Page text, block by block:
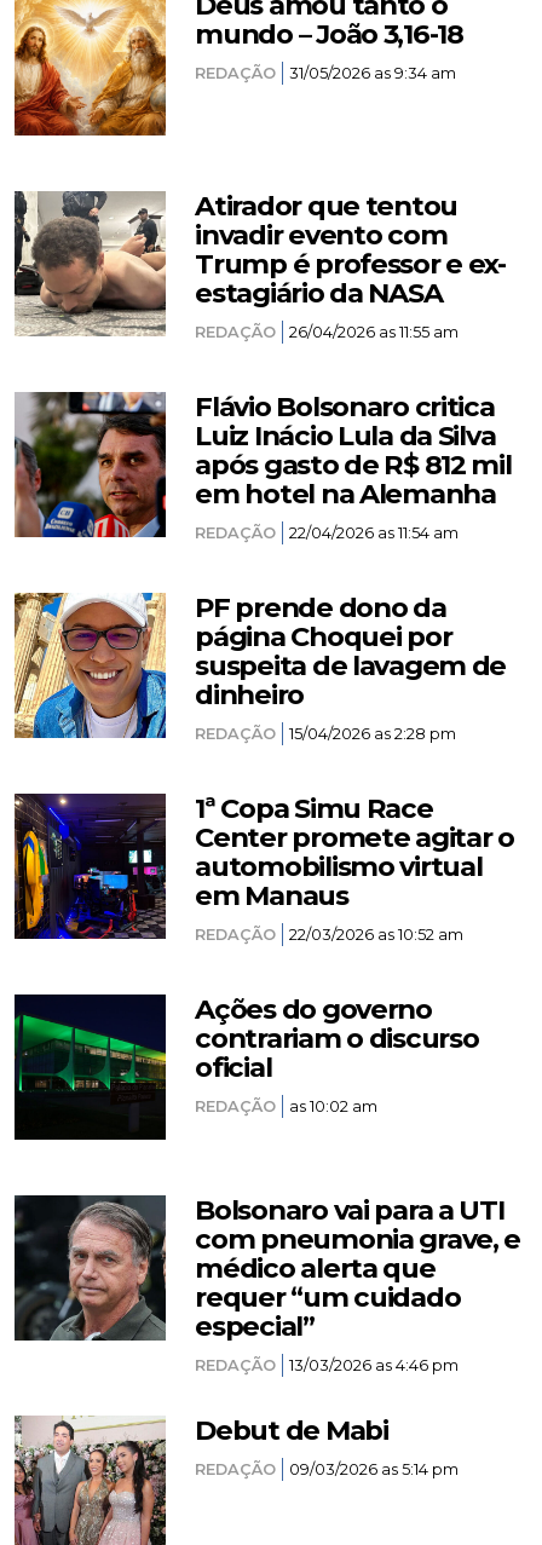
mundo – João 3,16-18
REDAÇÃO 31/05/2026 as 9:34 am
Atirador que tentou
invadir evento com
Trump é professor e ex-
estagiário da NASA
REDAÇÃO 26/04/2026 as 11:55 am
Flávio Bolsonaro critica
Luiz Inácio Lula da Silva
após gasto de R$ 812 mil
em hotel na Alemanha
REDAÇÃO 22/04/2026 as 11:54 am
PF prende dono da
página Choquei por
suspeita de lavagem de
dinheiro
REDAÇÃO 15/04/2026 as 2:28 pm
1ª Copa Simu Race
Center promete agitar o
automobilismo virtual
em Manaus
REDAÇÃO 22/03/2026 as 10:52 am
Ações do governo
contrariam o discurso
oficial
REDAÇÃO as 10:02 am
Bolsonaro vai para a UTI
com pneumonia grave, e
médico alerta que
requer “um cuidado
especial”
REDAÇÃO 13/03/2026 as 4:46 pm
Debut de Mabi
REDAÇÃO 09/03/2026 as 5:14 pm